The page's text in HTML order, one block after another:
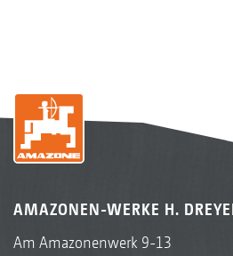
AMAZONEN-WERKE H.
Am Amazonenwerk 9-13